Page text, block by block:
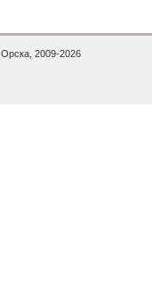
Орска, 2009-2026